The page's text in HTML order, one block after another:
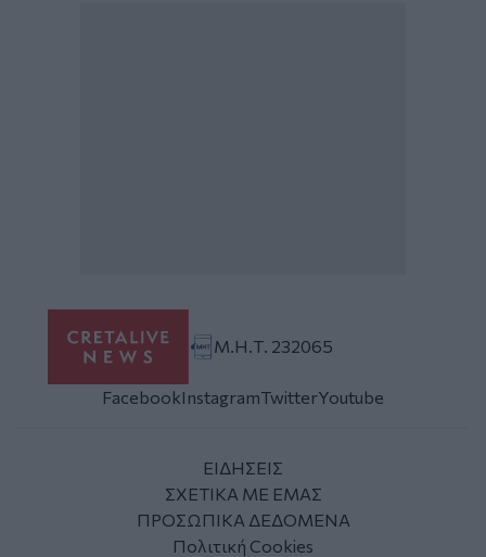
Μ.Η.Τ. 232065
FacebookInstagramTwitterYoutube
ΕΙΔΗΣΕΙΣ
ΣΧΕΤΙΚΑ ΜΕ ΕΜΑΣ
ΠΡΟΣΩΠΙΚΑ ΔΕΔΟΜΕΝΑ
Πολιτική Cookies